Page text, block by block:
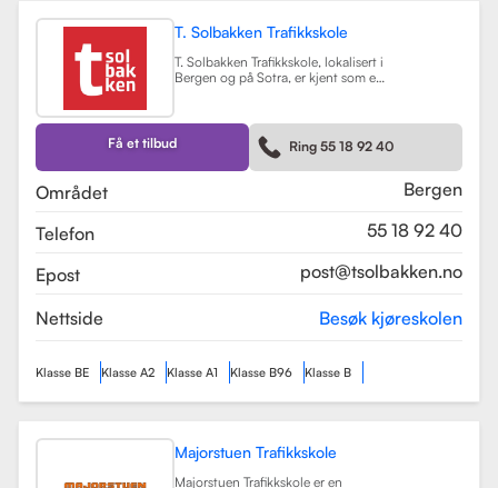
T. Solbakken Trafikkskole
T. Solbakken Trafikkskole, lokalisert i
Bergen og på Sotra, er kjent som en
Skolen tilbyr et bredt spekter av
førerkortklasser, inkludert klasse B
for personbil, klasse A, A1, og A2 for
motorsykler, samt klasse BE og B96
Få et tilbud Ring 55 18 92 40
Området
Bergen
Telefon
55 18 92 40
Epost
post@tsolbakken.no
Nettside Besøk kjøreskolen
Klasse BE Klasse A2 Klasse A1 Klasse B96 Klasse B
Majorstuen Trafikkskole
Majorstuen Trafikkskole er en